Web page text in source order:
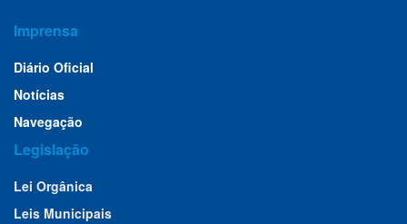
Imprensa
Diário Oficial
Notícias
Navegação
Legislação
Lei Orgânica
Leis Municipais